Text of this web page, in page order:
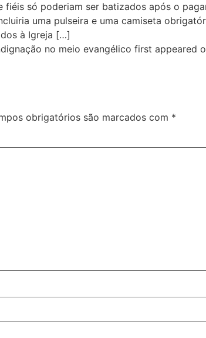
só poderiam ser batizados após o
uma pulseira e uma camiseta
à Igreja […]
no meio evangélico first appeared
obrigatórios são marcados com *